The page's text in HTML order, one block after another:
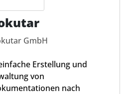
GmbH
Erstellung und
von
nach